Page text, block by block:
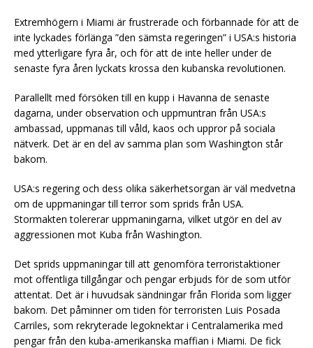
Extremhögern i Miami är frustrerade och förbannade för att de
inte lyckades förlänga ”den sämsta regeringen” i USA:s historia
med ytterligare fyra år, och för att de inte heller under de
senaste fyra åren lyckats krossa den kubanska revolutionen.
Parallellt med försöken till en kupp i Havanna de senaste
dagarna, under observation och uppmuntran från USA:s
ambassad, uppmanas till våld, kaos och uppror på sociala
nätverk. Det är en del av samma plan som Washington står
bakom.
USA:s regering och dess olika säkerhetsorgan är väl medvetna
om de uppmaningar till terror som sprids från USA.
Stormakten tolererar uppmaningarna, vilket utgör en del av
aggressionen mot Kuba från Washington.
Det sprids uppmaningar till att genomföra terroristaktioner
mot offentliga tillgångar och pengar erbjuds för de som utför
attentat. Det är i huvudsak sändningar från Florida som ligger
bakom. Det påminner om tiden för terroristen Luis Posada
Carriles, som rekryterade legoknektar i Centralamerika med
pengar från den kuba-amerikanska maffian i Miami. De fick